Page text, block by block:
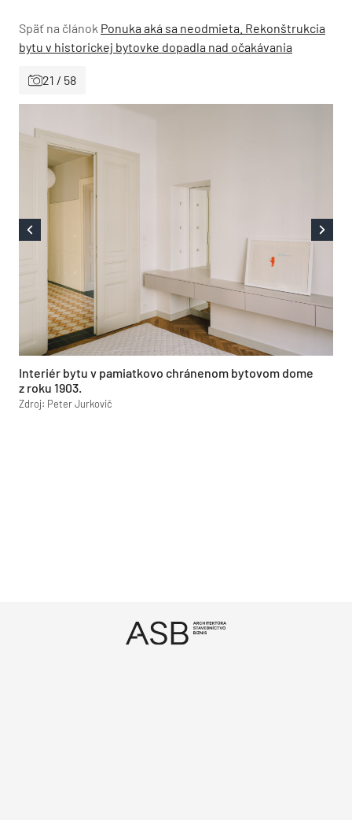
Späť na článok Ponuka aká sa neodmieta. Rekonštrukcia
bytu v historickej bytovke dopadla nad očakávania
21 / 58
Interiér bytu v pamiatkovo chránenom bytovom dome
z roku 1903.
Zdroj: Peter Jurkovič